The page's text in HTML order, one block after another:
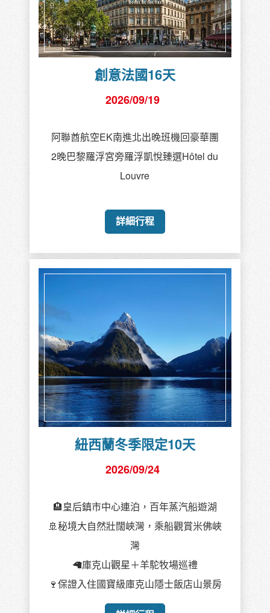
創意法國16天
2026/09/19
阿聯酋航空EK南進北出晚班機回豪華團
2晚巴黎羅浮宮旁羅浮凱悅臻選Hôtel du
Louvre
詳細行程
紐西蘭冬季限定10天
2026/09/24
🏨皇后鎮市中心連泊，百年蒸汽船遊湖
🚢秘境大自然壯闊峽灣，乘船觀賞米佛峽
灣
🦙庫克山觀星＋羊駝牧場巡禮
🍷保證入住國寶級庫克山隱士飯店山景房